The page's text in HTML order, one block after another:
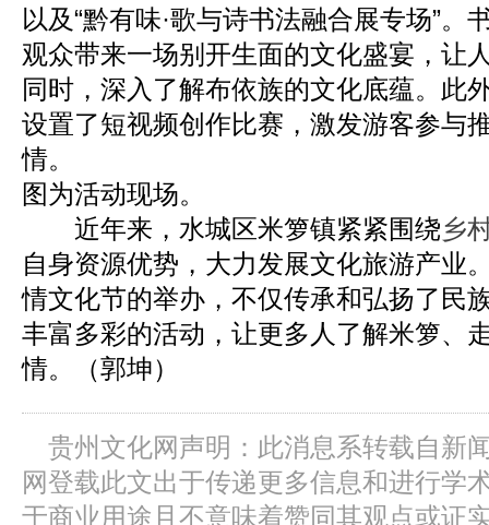
以及“黔有味·歌与诗书法融合展专场”。
观众带来一场别开生面的文化盛宴，让
同时，深入了解布依族的文化底蕴。此
设置了短视频创作比赛，激发游客参与
情。
图为活动现场。
近年来，水城区米箩镇紧紧围绕乡
自身资源优势，大力发展文化旅游产业
情文化节的举办，不仅传承和弘扬了民
丰富多彩的活动，让更多人了解米箩、
情。（郭坤）
贵州文化网声明：此消息系转载自新
网登载此文出于传递更多信息和进行学
于商业用途且不意味着赞同其观点或证